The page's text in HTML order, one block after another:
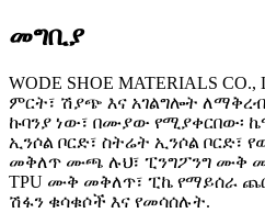
መግቢያ
WODE SHOE MATERIALS
ምርት፣ ሽያጭ እና አገልግሎት
ኩባንያ ነው፣ በሙያው የሚያቀርበው፡
ኢንሶል ቦርድ፣ ስትሬት ኢንሶል ቦርድ፣
መቅለጥ ሙጫ ሉህ፣ ፒንግፖንግ ሙቅ
TPU ሙቅ መቅለጥ፣ ፒኬ የማይሰራ
ሽፋን ቁሳቁሶች እና የመሳሰሉት.